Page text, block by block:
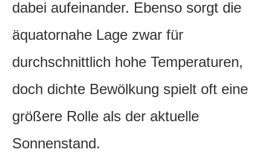
dabei aufeinander. Ebenso sorgt die
äquatornahe Lage zwar für
durchschnittlich hohe Temperaturen,
doch dichte Bewölkung spielt oft eine
größere Rolle als der aktuelle
Sonnenstand.